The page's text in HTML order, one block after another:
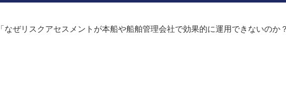
「なぜリスクアセスメントが本船や船舶管理会社で効果的に運用できないのか